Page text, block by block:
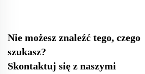
Nie możesz znaleźć tego, czego
szukasz?
Skontaktuj się z naszymi